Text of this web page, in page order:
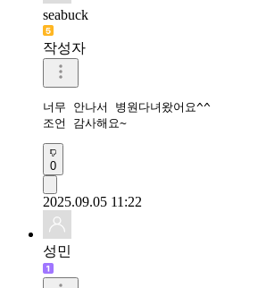
seabuck
작성자
너무 안나서 병원다녀왔어요^^
조언 감사해요~
0
2025.09.05 11:22
성민